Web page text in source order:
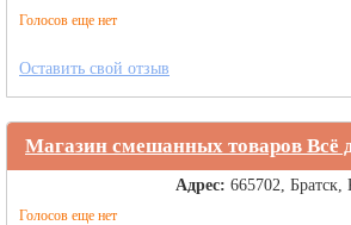
Голосов еще нет
Оставить свой отзыв
Магазин смешанных товаров Всё
Голосов еще нет
Адрес: 665702, Братск,